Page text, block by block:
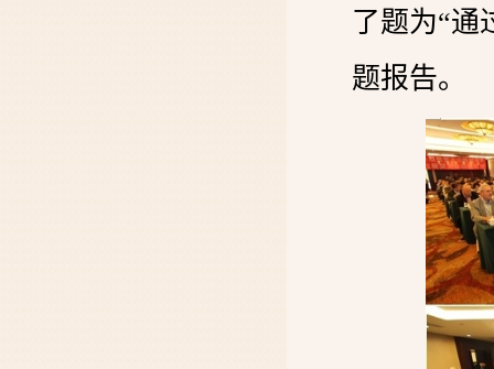
了题为“通
题报告。